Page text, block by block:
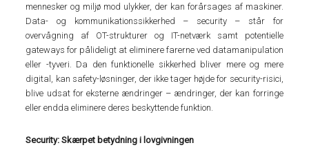
mennesker og miljø mod ulykker, der kan forårsages af maskiner.
Data- og kommunikationssikkerhed – security – står for
overvågning af OT-strukturer og IT-netværk samt potentielle
gateways for pålideligt at eliminere farerne ved datamanipulation
eller -tyveri. Da den funktionelle sikkerhed bliver mere og mere
digital, kan safety-løsninger, der ikke tager højde for security-risici,
blive udsat for eksterne ændringer – ændringer, der kan forringe
eller endda eliminere deres beskyttende funktion.
Security: Skærpet betydning i lovgivningen